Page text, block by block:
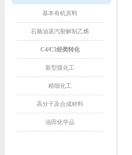
基本有机原料
石脑油蒸汽裂解制乙烯
C4/C5烃类转化
新型煤化工
精细化工
高分子及合成材料
油田化学品